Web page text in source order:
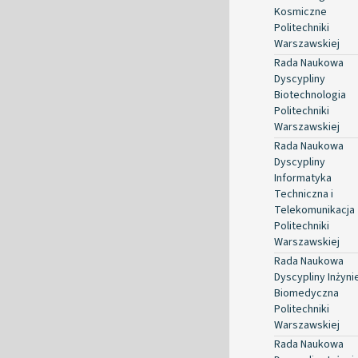
Kosmiczne
Politechniki
Warszawskiej
Rada Naukowa
Dyscypliny
Biotechnologia
Politechniki
Warszawskiej
Rada Naukowa
Dyscypliny
Informatyka
Techniczna i
Telekomunikacja
Politechniki
Warszawskiej
Rada Naukowa
Dyscypliny
Biomedyczna
Politechniki
Warszawskiej
Rada Naukowa